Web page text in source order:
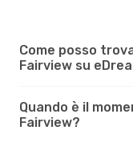
Come posso
Fairview su
Quando è il
Fairview?